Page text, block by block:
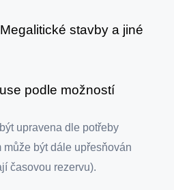
stavby a jiné
podle možností
upravena dle potřeby
být dále upřesňován
časovou rezervu).